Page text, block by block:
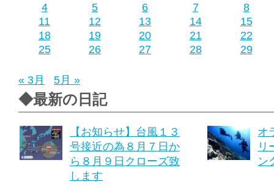
4
5 6 7
8
11
12 13 14
15
18
19 20 21
22
25
26 27 28 29
« 3月 5月 »
◆最新の日記
【お知らせ】台風１３
号接近の為８月７日か
ら８月９日クローズ致
します
オ
リ
ン